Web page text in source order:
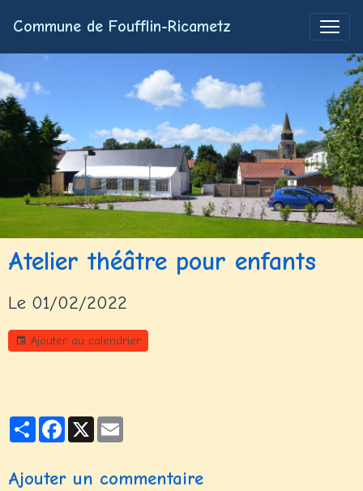
Commune de Foufflin-Ricametz
Atelier théâtre pour enfants
Le 01/02/2022
Ajouter au calendrier
PartagerFacebook
X
Ajouter un commentaire